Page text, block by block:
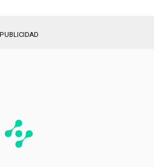
PUBLICIDAD